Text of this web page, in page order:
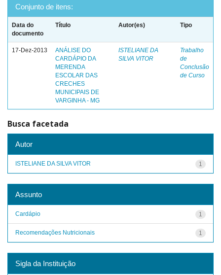
Conjunto de itens:
Data do
documento
Título Autor(es) Tipo
17-Dez-2013
ANÁLISE DO
CARDÁPIO DA
MERENDA
ESCOLAR DAS
CRECHES
MUNICIPAIS DE
VARGINHA - MG
ISTELIANE DA
SILVA VITOR
Trabalho
de
Conclusão
de Curso
Busca facetada
Autor
1
ISTELIANE DA SILVA VITOR
Assunto
1
Cardápio
1
Recomendações Nutricionais
Sigla da Instituição